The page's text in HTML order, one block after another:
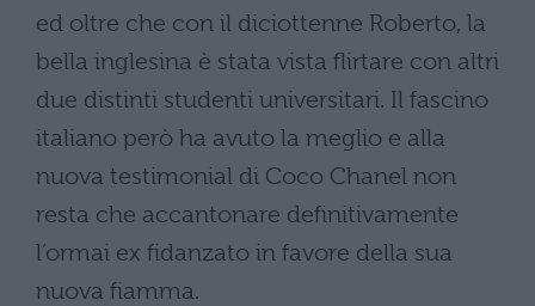
ed oltre che con il diciottenne Roberto, la
bella inglesina è stata vista flirtare con altri
due distinti studenti universitari. Il fascino
italiano però ha avuto la meglio e alla
nuova testimonial di Coco Chanel non
resta che accantonare definitivamente
l’ormai ex fidanzato in favore della sua
nuova fiamma.